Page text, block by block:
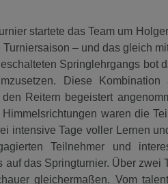
startete das Team um
– und das gleich
Springlehrgangs bot
Diese
Reitern begeistert
waren die
intensive Tage voller Lernen
Teilnehmer und
das Springturnier. Über
gleichermaßen. Vom